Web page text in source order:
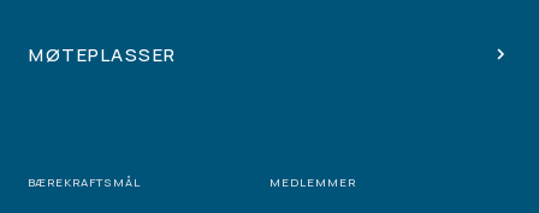
MØTEPLASSER
BÆREKRAFTSMÅL MEDLEMMER